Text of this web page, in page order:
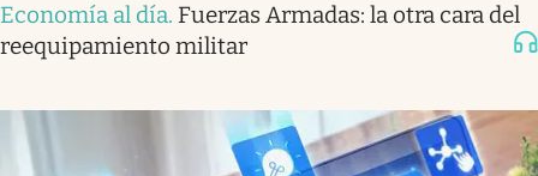
Economía al día. Fuerzas Armadas: la otra cara del
reequipamiento militar